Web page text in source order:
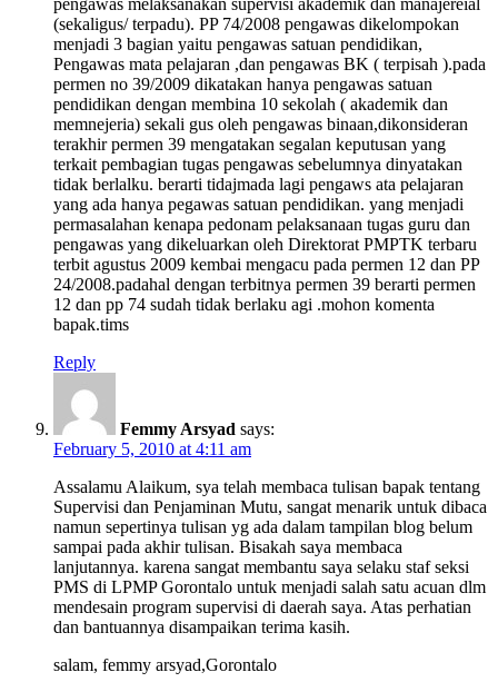
pengawas melaksanakan supervisi akademik dan manajereial
(sekaligus/ terpadu). PP 74/2008 pengawas dikelompokan
menjadi 3 bagian yaitu pengawas satuan pendidikan,
Pengawas mata pelajaran ,dan pengawas BK ( terpisah ).pada
permen no 39/2009 dikatakan hanya pengawas satuan
pendidikan dengan membina 10 sekolah ( akademik dan
memnejeria) sekali gus oleh pengawas binaan,dikonsideran
terakhir permen 39 mengatakan segalan keputusan yang
terkait pembagian tugas pengawas sebelumnya dinyatakan
tidak berlalku. berarti tidajmada lagi pengaws ata pelajaran
yang ada hanya pegawas satuan pendidikan. yang menjadi
permasalahan kenapa pedonam pelaksanaan tugas guru dan
pengawas yang dikeluarkan oleh Direktorat PMPTK terbaru
terbit agustus 2009 kembai mengacu pada permen 12 dan PP
24/2008.padahal dengan terbitnya permen 39 berarti permen
12 dan pp 74 sudah tidak berlaku agi .mohon komenta
bapak.tims
Reply
Femmy Arsyad says:
February 5, 2010 at 4:11 am
Assalamu Alaikum, sya telah membaca tulisan bapak tentang
Supervisi dan Penjaminan Mutu, sangat menarik untuk dibaca
namun sepertinya tulisan yg ada dalam tampilan blog belum
sampai pada akhir tulisan. Bisakah saya membaca
lanjutannya. karena sangat membantu saya selaku staf seksi
PMS di LPMP Gorontalo untuk menjadi salah satu acuan dlm
mendesain program supervisi di daerah saya. Atas perhatian
dan bantuannya disampaikan terima kasih.
salam, femmy arsyad,Gorontalo